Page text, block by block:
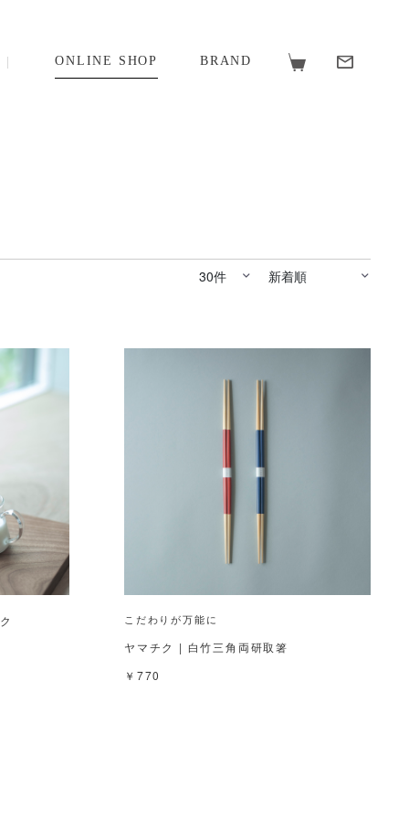
ONLINE SHOP BRAND
こだわりが万能に
ヤマチク | 白竹三角両研取箸
￥770